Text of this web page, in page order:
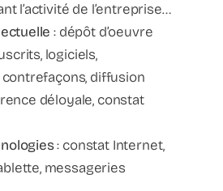
l’activité de l’entreprise…
: dépôt d’oeuvre
logiciels,
diffusion
déloyale, constat
: constat Internet,
messageries